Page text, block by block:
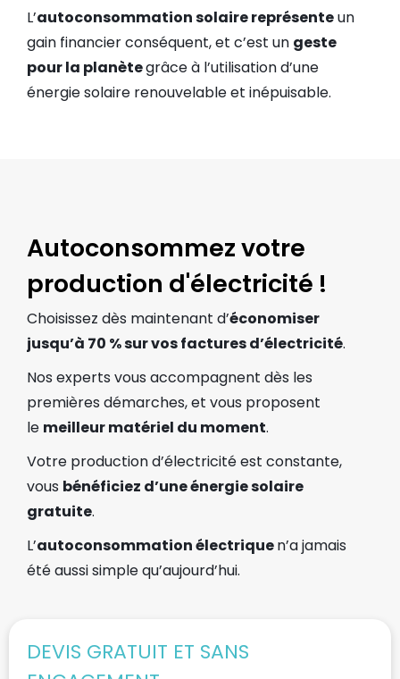
L’autoconsommation solaire représenteun
gain financier conséquent, et c’est un geste
pour la planètegrâce à l’utilisation d’une
énergie solaire renouvelable et inépuisable.
Autoconsommez votre
production d'électricité !
Choisissez dès maintenant d’économiser
jusqu’à 70 % sur vos factures d’électricité.
Nos experts vous accompagnent dès les
premières démarches, et vous proposent
le meilleur matériel du moment.
Votre production d’électricité est constante,
vous bénéficiez d’une énergie solaire
gratuite.
L’autoconsommation électriquen’a jamais
été aussi simple qu’aujourd’hui.
DEVIS GRATUIT ET SANS